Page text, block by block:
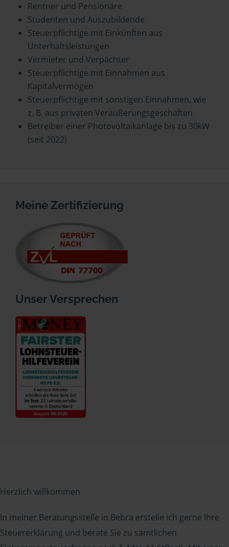
Rentner und Pensionäre
Studenten und Auszubildende
Steuerpflichtige mit Einkünften aus
Unterhaltsleistungen
Vermieter und Verpächter
Steuerpflichtige mit Einnahmen aus
Kapitalvermögen
Steuerpflichtige mit sonstigen Einnahmen, wie
z. B. aus privaten Veräußerungsgeschäften
Betreiber einer Photovoltaikanlage bis zu 30kW
(seit 2022)
Meine Zertifizierung
Unser Versprechen
Herzlich willkommen
In meiner Beratungsstelle in Bebra erstelle ich gerne Ihre
Steuererklärung und berate Sie zu sämtlichen